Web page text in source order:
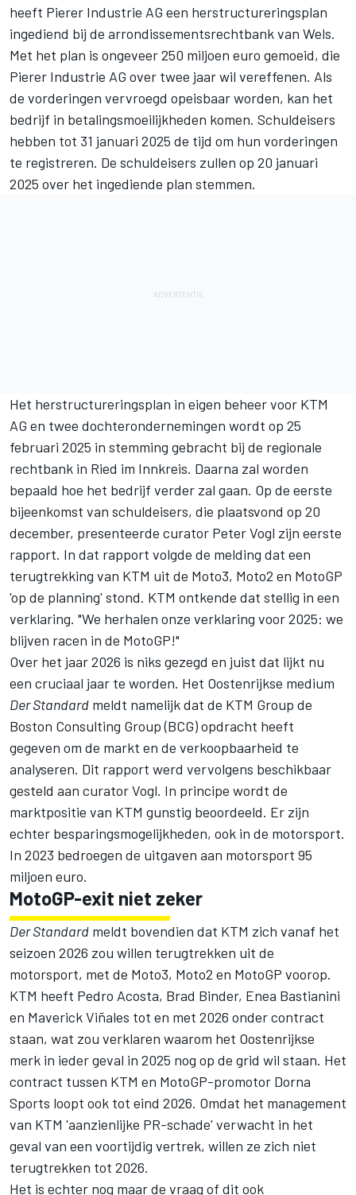
heeft Pierer Industrie AG een herstructureringsplan
ingediend bij de arrondissementsrechtbank van Wels.
Met het plan is ongeveer 250 miljoen euro gemoeid, die
Pierer Industrie AG over twee jaar wil vereffenen. Als
de vorderingen vervroegd opeisbaar worden, kan het
bedrijf in betalingsmoeilijkheden komen. Schuldeisers
hebben tot 31 januari 2025 de tijd om hun vorderingen
te registreren. De schuldeisers zullen op 20 januari
2025 over het ingediende plan stemmen.
Het herstructureringsplan in eigen beheer voor KTM
AG en twee dochterondernemingen wordt op 25
februari 2025 in stemming gebracht bij de regionale
rechtbank in Ried im Innkreis. Daarna zal worden
bepaald hoe het bedrijf verder zal gaan. Op de eerste
bijeenkomst van schuldeisers, die plaatsvond op 20
december, presenteerde curator Peter Vogl zijn eerste
rapport. In dat rapport volgde de melding dat een
terugtrekking van KTM uit de Moto3, Moto2 en MotoGP
'op de planning' stond. KTM ontkende dat stellig in een
verklaring. "We herhalen onze verklaring voor 2025: we
blijven racen in de MotoGP!"
Over het jaar 2026 is niks gezegd en juist dat lijkt nu
een cruciaal jaar te worden. Het Oostenrijkse medium
Der Standard meldt namelijk dat de KTM Group de
Boston Consulting Group (BCG) opdracht heeft
gegeven om de markt en de verkoopbaarheid te
analyseren. Dit rapport werd vervolgens beschikbaar
gesteld aan curator Vogl. In principe wordt de
marktpositie van KTM gunstig beoordeeld. Er zijn
echter besparingsmogelijkheden, ook in de motorsport.
In 2023 bedroegen de uitgaven aan motorsport 95
miljoen euro.
MotoGP-exit niet zeker
Der Standard meldt bovendien dat KTM zich vanaf het
seizoen 2026 zou willen terugtrekken uit de
motorsport, met de Moto3, Moto2 en MotoGP voorop.
KTM heeft Pedro Acosta, Brad Binder, Enea Bastianini
en Maverick Viñales tot en met 2026 onder contract
staan, wat zou verklaren waarom het Oostenrijkse
merk in ieder geval in 2025 nog op de grid wil staan. Het
contract tussen KTM en MotoGP-promotor Dorna
Sports loopt ook tot eind 2026. Omdat het management
van KTM 'aanzienlijke PR-schade' verwacht in het
geval van een voortijdig vertrek, willen ze zich niet
terugtrekken tot 2026.
Het is echter nog maar de vraag of dit ook